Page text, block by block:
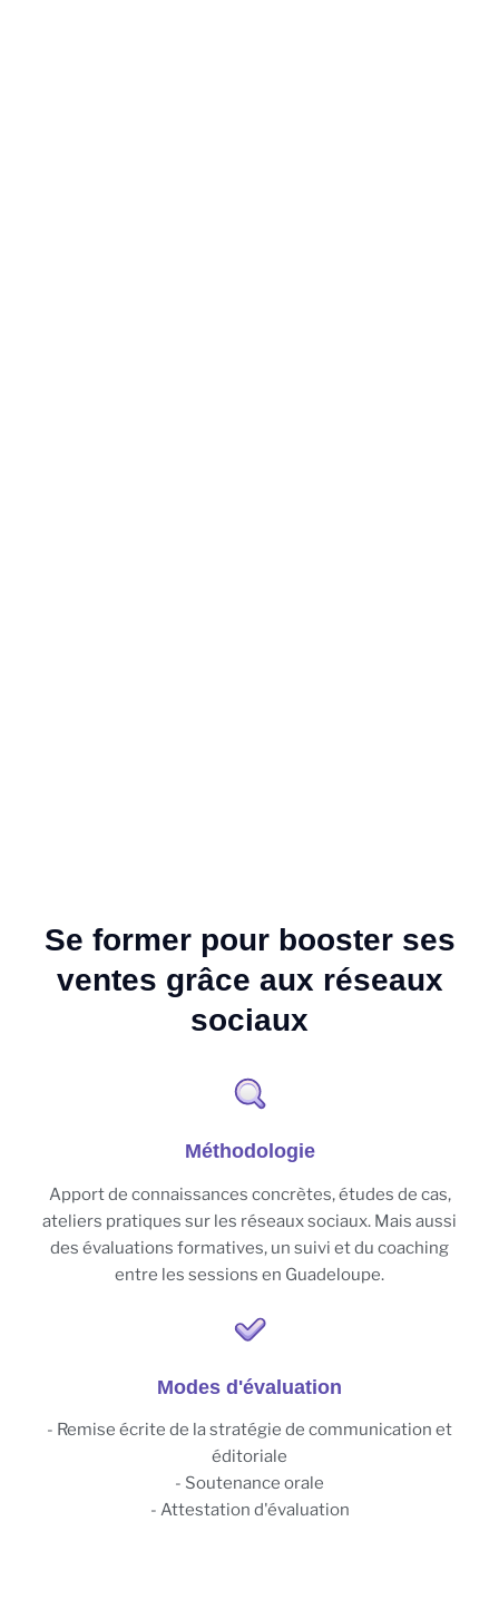
Se former pour booster ses
ventes grâce aux réseaux
sociaux
Méthodologie
Apport de connaissances concrètes, études de cas,
ateliers pratiques sur les réseaux sociaux. Mais aussi
des évaluations formatives, un suivi et du coaching
entre les sessions en Guadeloupe.
Modes d'évaluation
- Remise écrite de la stratégie de communication et
éditoriale
- Soutenance orale
- Attestation d'évaluation